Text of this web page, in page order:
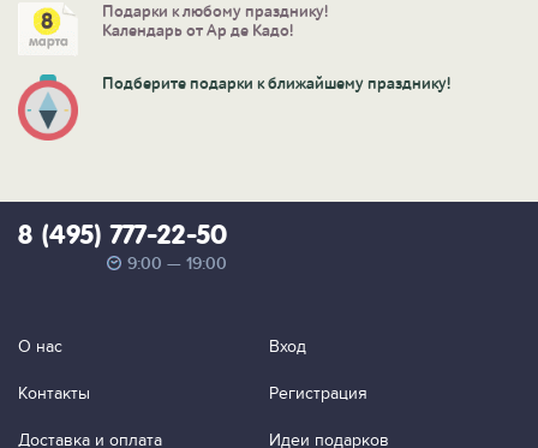
Подарки к любому празднику!
Календарь от Ар де Кадо!
Подберите подарки к ближайшему празднику!
8 (495) 777-22-50
9:00 — 19:00
О нас
Контакты
Доставка и оплата
Вход
Регистрация
Идеи подарков